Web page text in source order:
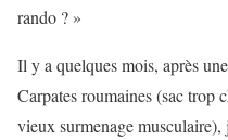
rando ? »
Il y a quelques mois, après
Carpates roumaines (sac trop
vieux surmenage musculaire),